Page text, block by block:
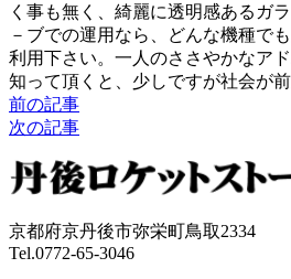
く事も無く、綺麗に透明感あるガ
－ブでの運用なら、どんな機種で
利用下さい。一人のささやかなア
知って頂くと、少しですが社会が前
前の記事
次の記事
京都府京丹後市弥栄町鳥取2334
Tel.0772-65-3046